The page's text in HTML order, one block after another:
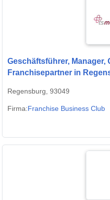
Geschäftsführer, Manager,
Franchisepartner in
Regensburg, 93049
Firma:Franchise Business Club